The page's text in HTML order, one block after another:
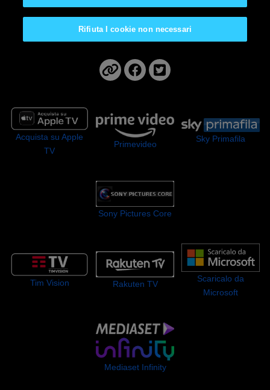
Rifiuta I cookie non necessari
Guarda il trailer
Acquista su Apple
TV
Primevideo
Sky Primafila
Sony Pictures Core
Tim Vision Rakuten TV
Scaricalo da
Microsoft
Mediaset Infinity